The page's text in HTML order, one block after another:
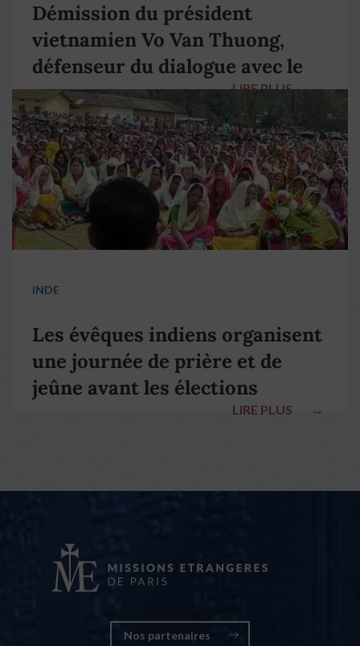
Démission du président
vietnamien Vo Van Thuong,
défenseur du dialogue avec le
pape François
LIRE PLUS →
INDE
Les évêques indiens organisent
une journée de prière et de
jeûne avant les élections
LIRE PLUS →
Nos partenaires